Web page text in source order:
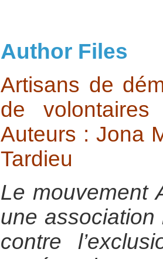
Author Files
Artisans de
de
Auteurs : Jona
Tardieu
Le mouvement
une association
contre